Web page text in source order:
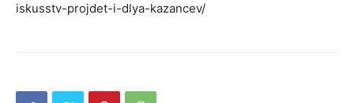
iskusstv-projdet-i-dlya-kazancev/